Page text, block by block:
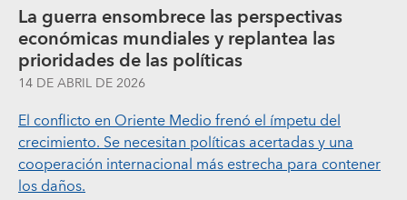
La guerra ensombrece las perspectivas
económicas mundiales y replantea las
prioridades de las políticas
14 DE ABRIL DE 2026
El conflicto en Oriente Medio frenó el ímpetu del
crecimiento. Se necesitan políticas acertadas y una
cooperación internacional más estrecha para contener
los daños.